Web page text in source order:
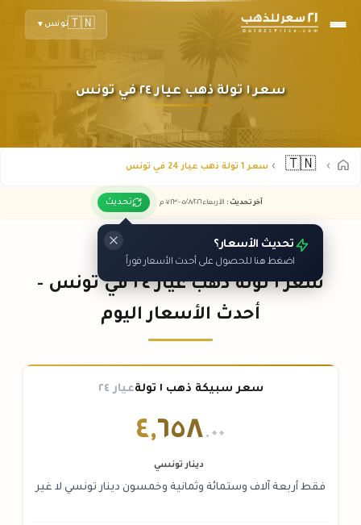
🇹🇳تونس ▼
سعر ١ تولة ذهب عيار ٢٤ في تونس
🇹🇳 سعر 1 تولة ذهب عيار 24 في تونس
آخر تحديث : الأربعاء ٠٥ /٠٨/٢٠٢٦ - ٠٧:٢٣ م تحديث
تحديث الأسعار؟
اضغط هنا للحصول على أحدث الأسعار فوراً
سعر ١ تولة ذهب عيار ٢٤ في تونس -
أحدث الأسعار اليوم
سعر سبيكة ذهب ١ تولة عيار ٢٤
٤,٦٥٨.٠٠
دينار تونسي
فقط أربعة آلاف وستمائة وثمانية وخمسون دينار تونسي لا غير